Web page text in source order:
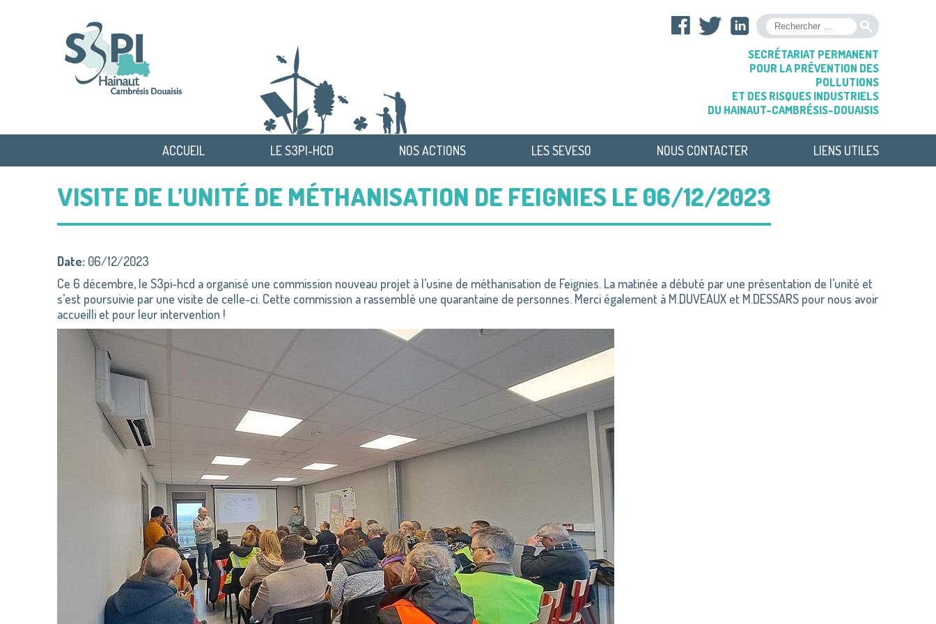
SECRÉTARIAT PERMANENT
POUR LA PRÉVENTION DES
POLLUTIONS
ET DES RISQUES INDUSTRIELS
DU HAINAUT-CAMBRÉSIS-DOUAISIS
ACCUEIL LE S3PI-HCD NOS ACTIONS LES SEVESO NOUS CONTACTER LIENS UTILES
VISITE DE L’UNITÉ DE MÉTHANISATION DE FEIGNIES LE 06/12/2023
Date: 06/12/2023
Ce 6 décembre, le S3pi-hcd a organisé une commission nouveau projet à l’usine de méthanisation de Feignies. La matinée a débuté par une présentation de l’unité et
s’est poursuivie par une visite de celle-ci. Cette commission a rassemblé une quarantaine de personnes. Merci également à M.DUVEAUX et M.DESSARS pour nous avoir
accueilli et pour leur intervention !